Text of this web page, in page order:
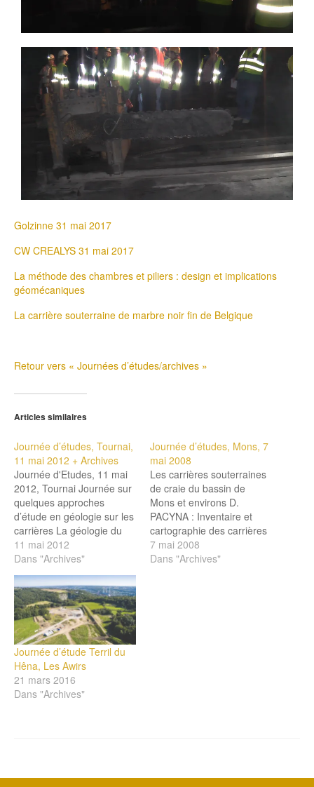
Golzinne 31 mai 2017
CW CREALYS 31 mai 2017
La méthode des chambres et piliers : design et implications
géomécaniques
La carrière souterraine de marbre noir fin de Belgique
Retour vers « Journées d’études/archives »
Articles similaires
Journée d’études, Tournai,
11 mai 2012 + Archives
Journée d'Etudes, 11 mai
2012, Tournai Journée sur
quelques approches
d’étude en géologie sur les
carrières La géologie du
Tournaisis [ pdf ] L’énergie
de détente, une solution
pour adapter le type
d’explosif au massif [ pdf ]
L’intégration de la
transformée de Fourier [
pdf ] Approches d’aide à…
11 mai 2012
Dans "Archives"
Journée d’études, Mons, 7
mai 2008
Les carrières souterraines
de craie du bassin de
Mons et environs D.
PACYNA : Inventaire et
cartographie des carrières
souterraines sur le site de
la carte géologique de
7 mai 2008
Dans "Archives"
Journée d’étude Terril du
Hêna, Les Awirs
21 mars 2016
Dans "Archives"